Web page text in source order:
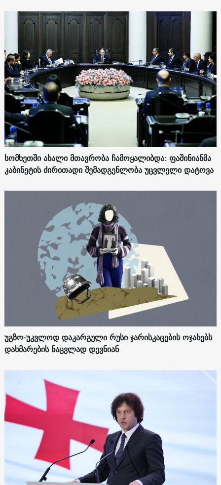
სომხეთში ახალი მთავრობა ჩამოყალიბდა: ფაშინიანმა
კაბინეტის ძირითადი შემადგენლობა უცვლელი დატოვა
უგზო-უკვლოდ დაკარგული რუსი ჯარისკაცების ოჯახებს
დახმარების ნაცვლად დევნიან